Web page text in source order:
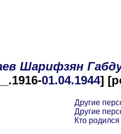
Шарифзян
01.04.1944]
Другие
Другие
Кто